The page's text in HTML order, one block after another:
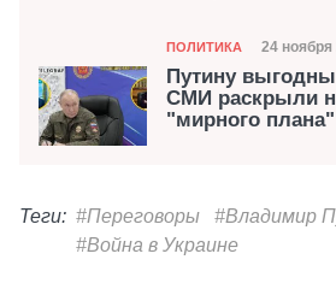
Категория
ПОЛИТИКА Дата
24 ноября
Путину
СМИ раскрыли
"мирного
Теги: #Переговоры
#Владимир
#Война в Украине